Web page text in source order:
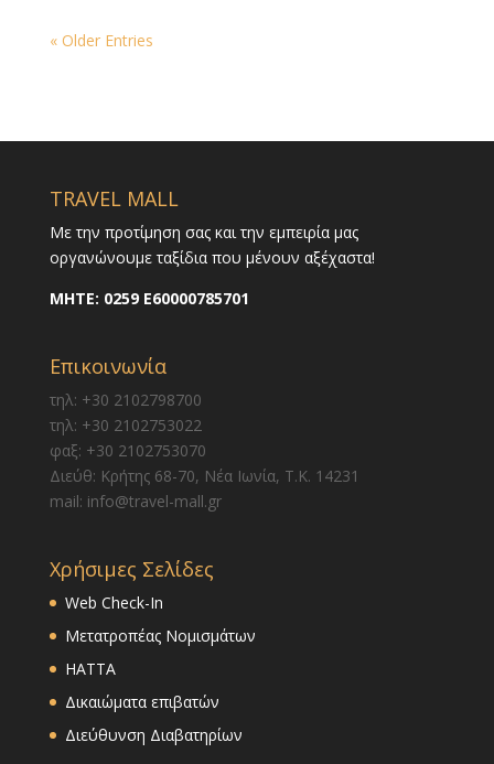
« Older Entries
TRAVEL MALL
Με την προτίμηση σας και την εμπειρία μας
οργανώνουμε ταξίδια που μένουν αξέχαστα!
ΜΗΤΕ: 0259 E60000785701
Επικοινωνία
τηλ: +30 2102798700
τηλ: +30 2102753022
φαξ: +30 2102753070
Διεύθ: Κρήτης 68-70, Νέα Ιωνία, Τ.Κ. 14231
mail: info@travel-mall.gr
Χρήσιμες Σελίδες
Web Check-In
Μετατροπέας Νομισμάτων
HATTA
Δικαιώματα επιβατών
Διεύθυνση Διαβατηρίων